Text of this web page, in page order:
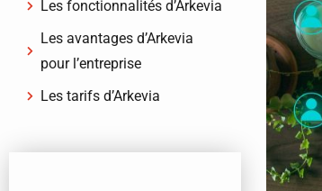
Les fonctionnalités d’Arkevia
Les avantages d’Arkevia
pour l’entreprise
Les tarifs d’Arkevia